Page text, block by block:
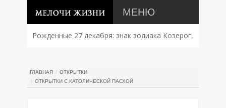
МЕНЮ
Рожденные 27 декабря: знак зодиака Козерог,
ГЛАВНАЯ
ОТКРЫТКИ
ОТКРЫТКИ С КАТОЛИЧЕСКОЙ ПАСХОЙ